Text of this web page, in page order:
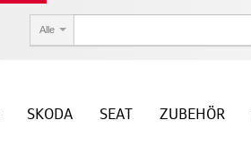
Alle
SKODA SEAT ZUBEHÖR